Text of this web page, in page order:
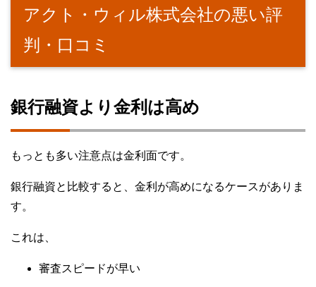
アクト・ウィル株式会社の悪い評
判・口コミ
銀行融資より金利は高め
もっとも多い注意点は金利面です。
銀行融資と比較すると、金利が高めになるケースがありま
す。
これは、
審査スピードが早い